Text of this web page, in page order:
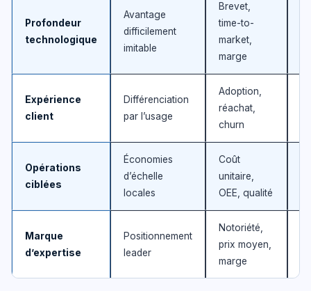
Profondeur
technologique
Avantage
difficilement
imitable
Brevet,
time-to-
market,
marge
Expérience
client
Différenciation
par l’usage
Adoption,
réachat,
churn
Opérations
ciblées
Économies
d’échelle
locales
Coût
unitaire,
OEE, qualité
Marque
d’expertise
Positionnement
leader
Notoriété,
prix moyen,
marge